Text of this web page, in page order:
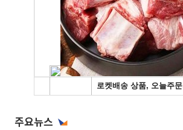
주요뉴스